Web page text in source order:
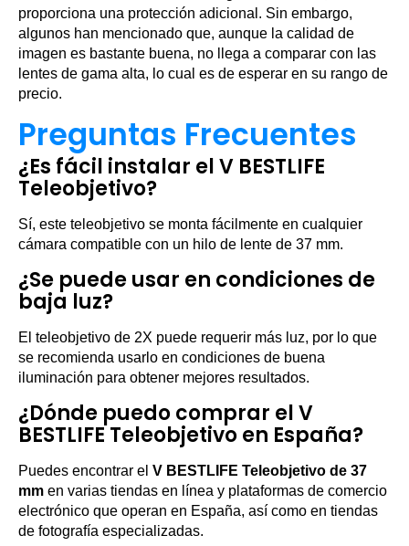
proporciona una protección adicional. Sin embargo,
algunos han mencionado que, aunque la calidad de
imagen es bastante buena, no llega a comparar con las
lentes de gama alta, lo cual es de esperar en su rango de
precio.
Preguntas Frecuentes
¿Es fácil instalar el V BESTLIFE
Teleobjetivo?
Sí, este teleobjetivo se monta fácilmente en cualquier
cámara compatible con un hilo de lente de 37 mm.
¿Se puede usar en condiciones de
baja luz?
El teleobjetivo de 2X puede requerir más luz, por lo que
se recomienda usarlo en condiciones de buena
iluminación para obtener mejores resultados.
¿Dónde puedo comprar el V
BESTLIFE Teleobjetivo en España?
Puedes encontrar el V BESTLIFE Teleobjetivo de 37
mm en varias tiendas en línea y plataformas de comercio
electrónico que operan en España, así como en tiendas
de fotografía especializadas.